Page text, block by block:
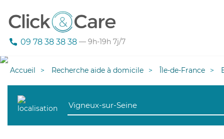
09 78 38 38 38 — 9h-19h 7j/7
Accueil Recherche aide à domicile Île-de-France